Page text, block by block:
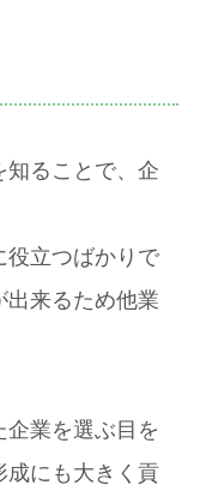
知ることで、企
役立つばかりで
出来るため他業
企業を選ぶ目を
成にも大きく貢